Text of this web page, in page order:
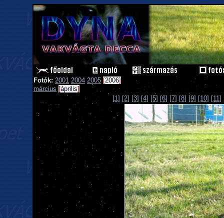
Fotók: 2001 2004 2005 [2006]
március [április]
[1] [2] [3] [4] [5] [6] [7] [8] [9] [10] [11]